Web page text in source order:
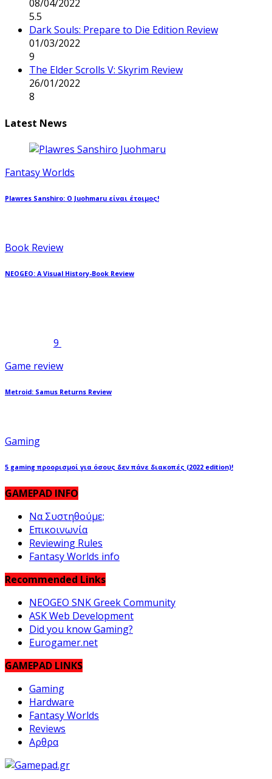
08/04/2022
5.5
Dark Souls: Prepare to Die Edition Review
01/03/2022
9
The Elder Scrolls V: Skyrim Review
26/01/2022
8
Latest News
Fantasy Worlds
Plawres Sanshiro: Ο Juohmaru είναι έτοιμος!
Book Review
NEOGEO: A Visual History-Book Review
9
Game review
Metroid: Samus Returns Review
Gaming
5 gaming προορισμοί για όσους δεν πάνε διακοπές (2022 edition)!
GAMEPAD INFO
Να Συστηθούμε;
Επικοινωνία
Reviewing Rules
Fantasy Worlds info
Recommended Links
NEOGEO SNK Greek Community
ASK Web Development
Did you know Gaming?
Eurogamer.net
GAMEPAD LINKS
Gaming
Hardware
Fantasy Worlds
Reviews
Αρθρα